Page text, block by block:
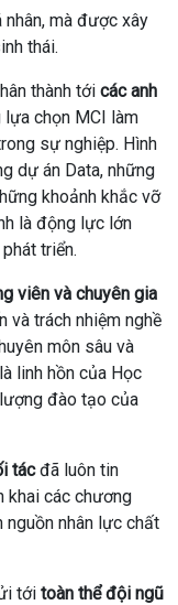
mà được xây
thái.
thành tới các anh
chọn MCI làm
sự nghiệp. Hình
dự án Data, những
khoảnh khắc vỡ
là động lực lớn
triển.
viên và chuyên gia
và trách nhiệm nghề
môn sâu và
linh hồn của Học
đào tạo của
tácđã luôn tin
khai các chương
nguồn nhân lực chất
tới toàn thể đội ngũ